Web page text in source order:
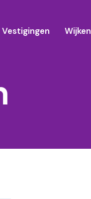
Vestigingen Wijken